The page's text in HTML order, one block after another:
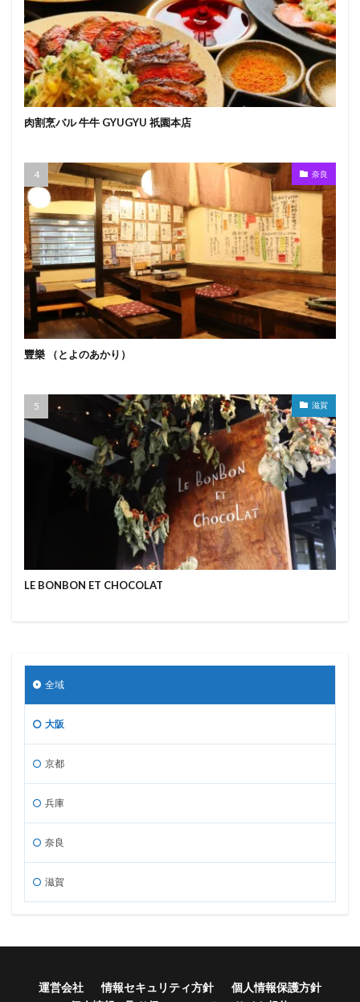
肉割烹バル 牛牛 GYUGYU 祇園本店
奈良
豐樂 （とよのあかり）
滋賀
LE BONBON ET CHOCOLAT
全域
大阪
京都
兵庫
奈良
滋賀
運営会社 情報セキュリティ方針
個人情報保護方針